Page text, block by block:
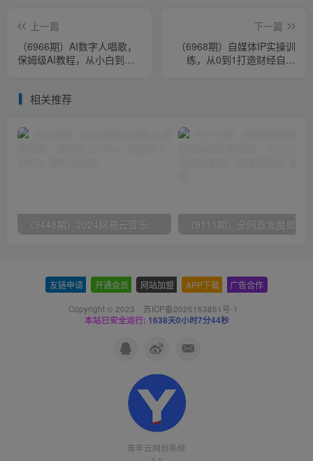
上一篇
（6966期）AI数字人唱歌，
保姆级AI教程，从小白到专
下一篇
（6968期）自媒体IP实操训
练，从0到1打造财经自媒
相关推荐
友链申请 开通会员 网站加盟 APP下载 广告合作
Copyright © 2023 · 苏ICP备2025153851号-1 ·
本站已安全运行: 1638天0小时7分44秒
青年云网创系统